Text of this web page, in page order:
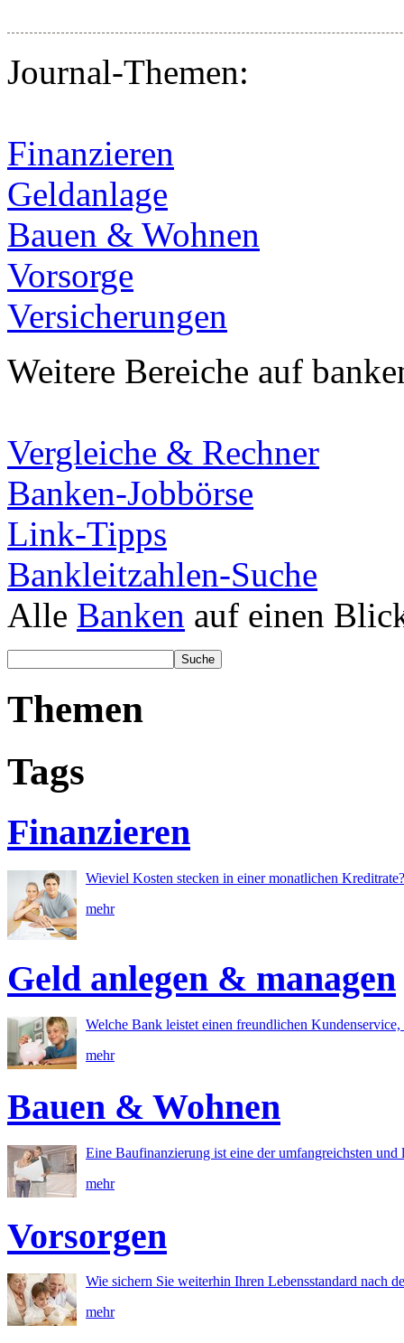
Journal-Themen:
Finanzieren
Geldanlage
Bauen & Wohnen
Vorsorge
Versicherungen
Weitere Bereiche auf
Vergleiche & Rechner
Banken-Jobbörse
Link-Tipps
Bankleitzahlen-Suche
Alle Banken auf einen
Themen
Tags
Finanzieren
Wieviel Kosten stecken in einer monatlichen
mehr
Geld anlegen & managen
Welche Bank leistet einen freundlichen
mehr
Bauen & Wohnen
Eine Baufinanzierung ist eine der umfangreichsten
mehr
Vorsorgen
Wie sichern Sie weiterhin Ihren Lebensstandard nach
mehr